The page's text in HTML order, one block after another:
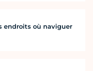
endroits où naviguer